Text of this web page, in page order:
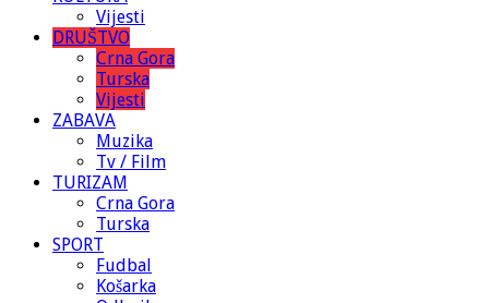
Vijesti
DRUŠTVO
Crna Gora
Turska
Vijesti
ZABAVA
Muzika
Tv / Film
TURIZAM
Crna Gora
Turska
SPORT
Fudbal
Košarka